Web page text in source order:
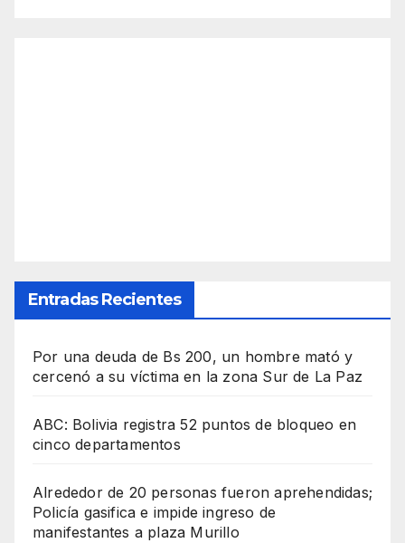
Entradas Recientes
Por una deuda de Bs 200, un hombre mató y
cercenó a su víctima en la zona Sur de La Paz
ABC: Bolivia registra 52 puntos de bloqueo en
cinco departamentos
Alrededor de 20 personas fueron aprehendidas;
Policía gasifica e impide ingreso de
manifestantes a plaza Murillo